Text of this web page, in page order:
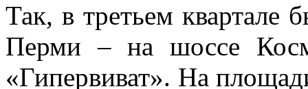
Так, в третьем
Перми – на шоссе
«Гипервиват». На